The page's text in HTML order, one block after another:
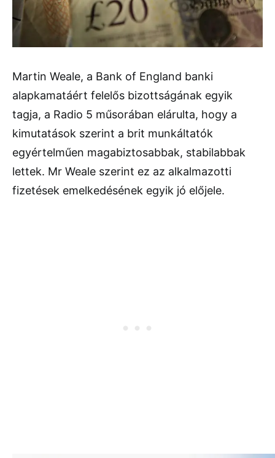
Martin Weale, a Bank of England banki
alapkamatáért felelős bizottságának egyik
tagja, a Radio 5 műsorában elárulta, hogy a
kimutatások szerint a brit munkáltatók
egyértelműen magabiztosabbak, stabilabbak
lettek. Mr Weale szerint ez az alkalmazotti
fizetések emelkedésének egyik jó előjele.